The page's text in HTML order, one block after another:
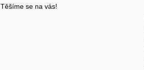
Těšíme se na vás!